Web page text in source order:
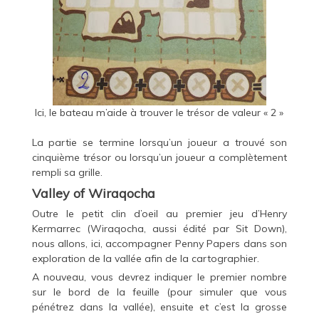
Ici, le bateau m’aide à trouver le trésor de valeur « 2 »
La partie se termine lorsqu’un joueur a trouvé son
cinquième trésor ou lorsqu’un joueur a complètement
rempli sa grille.
Valley of Wiraqocha
Outre le petit clin d’oeil au premier jeu d’Henry
Kermarrec (Wiraqocha, aussi édité par Sit Down),
nous allons, ici, accompagner Penny Papers dans son
exploration de la vallée afin de la cartographier.
A nouveau, vous devrez indiquer le premier nombre
sur le bord de la feuille (pour simuler que vous
pénétrez dans la vallée), ensuite et c’est la grosse